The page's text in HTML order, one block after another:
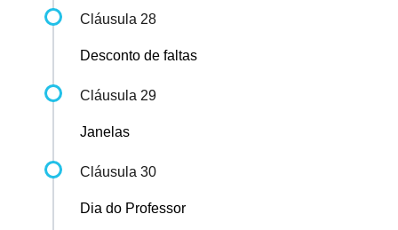
Cláusula 28
Desconto de faltas
Cláusula 29
Janelas
Cláusula 30
Dia do Professor